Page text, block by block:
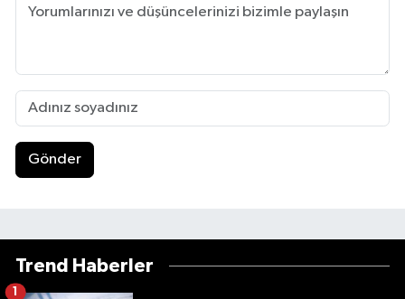
Gönder
Trend Haberler
1